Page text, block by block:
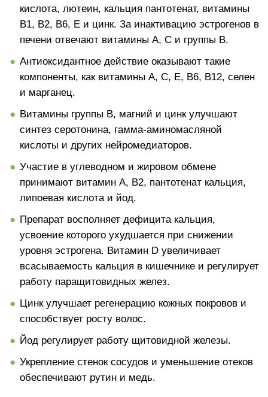
кислота, лютеин, кальция пантотенат, витамины
В1, В2, В6, E и цинк. За инактивацию эстрогенов в
печени отвечают витамины A, C и группы B.
Антиоксидантное действие оказывают такие
компоненты, как витамины А, С, Е, B6, B12, селен
и марганец.
Витамины группы B, магний и цинк улучшают
синтез серотонина, гамма-аминомасляной
кислоты и других нейромедиаторов.
Участие в углеводном и жировом обмене
принимают витамин A, B2, пантотенат кальция,
липоевая кислота и йод.
Препарат восполняет дефицита кальция,
усвоение которого ухудшается при снижении
уровня эстрогена. Витамин D увеличивает
всасываемость кальция в кишечнике и регулирует
работу паращитовидных желез.
Цинк улучшает регенерацию кожных покровов и
способствует росту волос.
Йод регулирует работу щитовидной железы.
Укрепление стенок сосудов и уменьшение отеков
обеспечивают рутин и медь.